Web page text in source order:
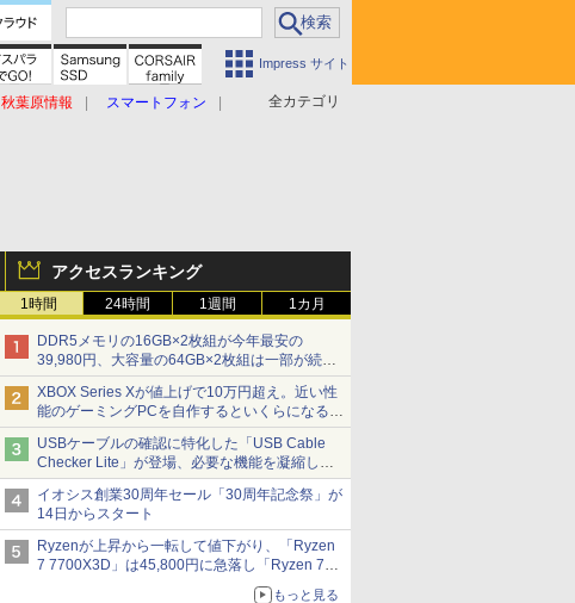
Impress サイト
全カテゴリ
秋葉原情報
スマートフォン
アクセスランキング
1時間 24時間 1週間 1カ月
DDR5メモリの16GB×2枚組が今年最安の
39,980円、大容量の64GB×2枚組は一部が続騰
[8月前半のメモリ価格]
XBOX Series Xが値上げで10万円超え。近い性
能のゲーミングPCを自作するといくらになる？
【石田賀津男の『酒の肴にPCゲーム』】
USBケーブルの確認に特化した「USB Cable
Checker Lite」が登場、必要な機能を凝縮しコ
ンパクトに 7日発売
イオシス創業30周年セール「30周年記念祭」が
14日からスタート
Ryzenが上昇から一転して値下がり、「Ryzen
7 7700X3D」は45,800円に急落し「Ryzen 7
7800X3D」との価格逆転解消 [8月前半のCPU
もっと見る